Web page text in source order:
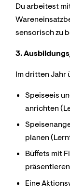
Du arbeitest
sensorisch zu
3.
Im dritten Jahr
Speiseeis
anrichten
planen
Büffets mit
Eine